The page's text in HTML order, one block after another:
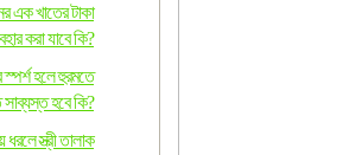
এক খাতের টাকা
করা যাবে কি?
স্পর্শ হলে হুরমতে
সাব্যস্ত হবে কি?
স্ত্রী তালাক